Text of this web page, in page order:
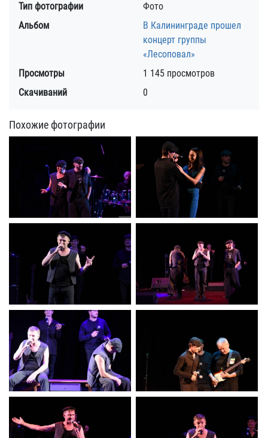
Тип фотографии
Фото
Альбом
В Калининграде прошел
концерт группы
«Лесоповал»
Просмотры
1 145 просмотров
Скачиваний
0
Похожие фотографии